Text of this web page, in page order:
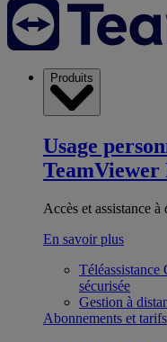
Produits
Usage
TeamViewer
Accès et assistance à
En savoir plus
Téléassistance
sécurisée
Gestion à
Abonnements et tarifs